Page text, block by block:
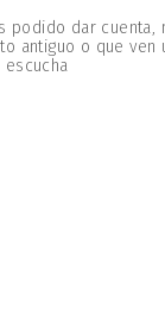
podido dar cuenta,
antiguo o que ven